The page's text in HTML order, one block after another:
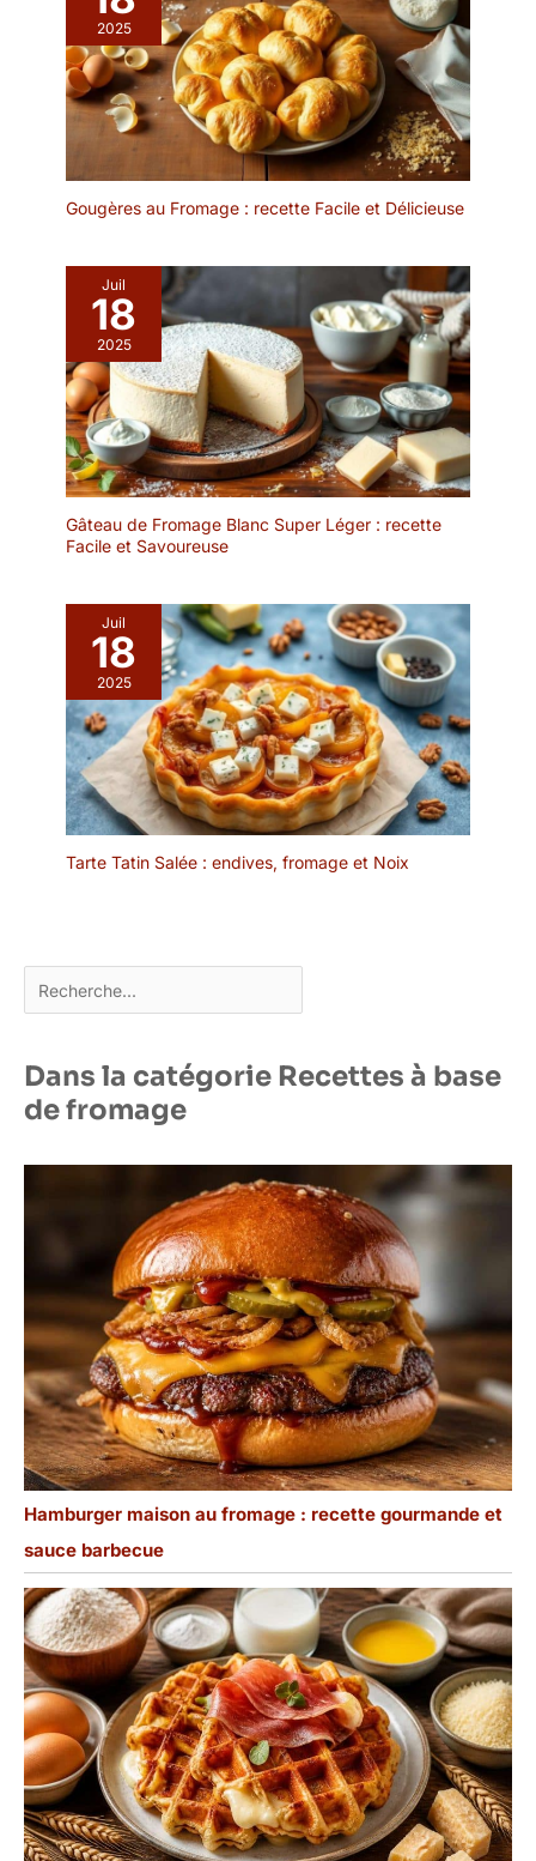
ardoise naturelle
s'adapte parfaitement
aux décorations de table
modernes et rustiques.
L'ardoise est idéale pour
la décoration de plaques
de fromage, antipasti,
apéritifs, sushis,
desserts et de
élégante met en valeur
vos plats. Le dessous de
ce plateau de table est
équipé de pieds en
caoutchouc discrets
mais efficaces. Ils
empêchent le glissement
sur la table ou dans
l'évier tout en protégeant
des rayures. Afin de
unique de l'ardoise à
long terme, nous vous
recommandons de le
nettoyer à la main avec
un détergent doux. Le
plateau de service ne
passe pas au lave-
vaisselle – chaque pièce
reste donc unique.
2025
Gougères au Fromage : recette Facile et Délicieuse
Juil
18
2025
Gâteau de Fromage Blanc Super Léger : recette
Facile et Savoureuse
Juil
18
2025
Tarte Tatin Salée : endives, fromage et Noix
Rechercher
Dans la catégorie Recettes à base
de fromage
Hamburger maison au fromage : recette gourmande et
sauce barbecue